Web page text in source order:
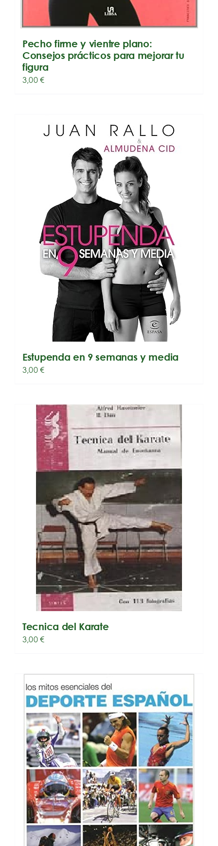
Pecho firme y vientre plano:
Consejos prácticos para mejorar tu
figura
3,00€
Estupenda en 9 semanas y media
3,00€
Tecnica del Karate
3,00€